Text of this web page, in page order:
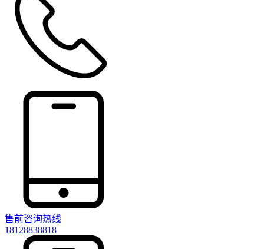
售前咨询热线
18128838818